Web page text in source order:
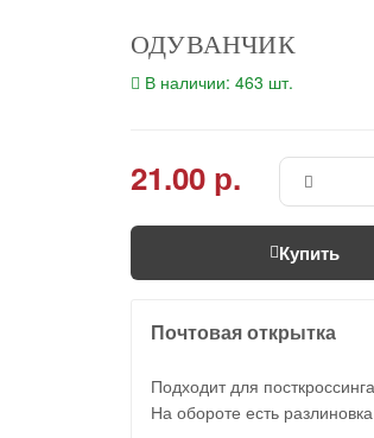
ОДУВАНЧИК
В наличии: 463 шт.
21.00 р.
Купить
Почтовая открытка
Подходит для
На обороте есть